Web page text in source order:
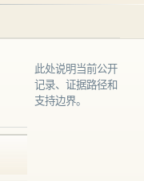
此处说明当前公开
记录、证据路径和
支持边界。